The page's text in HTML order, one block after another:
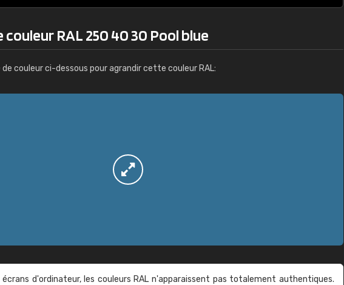
RAL 250 40 30 Pool blue
couleur ci-dessous pour agrandir cette couleur RAL:
écrans d'ordinateur, les couleurs RAL n'apparaissent pas totalement authentiques.